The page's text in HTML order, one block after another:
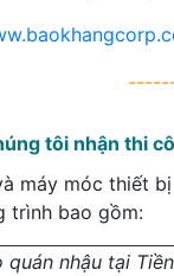
tôi nhận thi
máy móc thiết
trình bao gồm:
nhậu tại Tiền